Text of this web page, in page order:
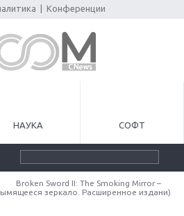
Конференции
НАУКА СОФТ
Broken Sword II: The Smoking Mirror –
зеркало. Расширенное издани)